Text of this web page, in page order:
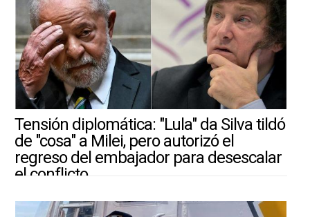
Tensión diplomática: "Lula" da Silva tildó
de "cosa" a Milei, pero autorizó el
regreso del embajador para desescalar
el conflicto